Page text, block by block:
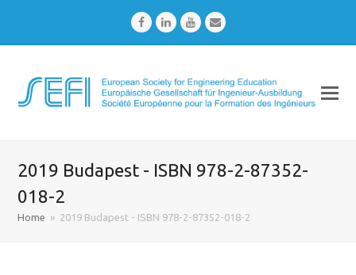
FacebookLinkedInYoutubeEmail
2019 Budapest - ISBN 978-2-87352-
018-2
Home » 2019 Budapest - ISBN 978-2-87352-018-2